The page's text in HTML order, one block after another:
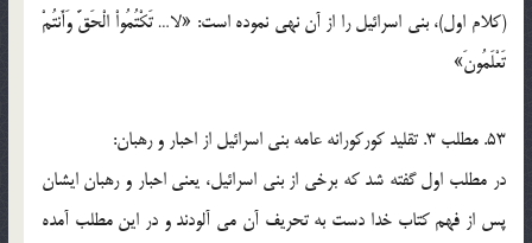
(کلام اول)، بني اسرائيل را از آن نهي نموده است: «لا… تَكْتُمُواْ الْحَقَّ وَأَنتُمْ
تَعْلَمُونَ»
53. مطلب 3. تقليد کورکورانه عامه بني اسرائيل از احبار و رهبان:
در مطلب اول گفته شد که برخي از بني اسرائيل، يعني احبار و رهبان ايشان
پس از فهم کتاب خدا دست به تحريف آن مي آلودند و در اين مطلب آمده